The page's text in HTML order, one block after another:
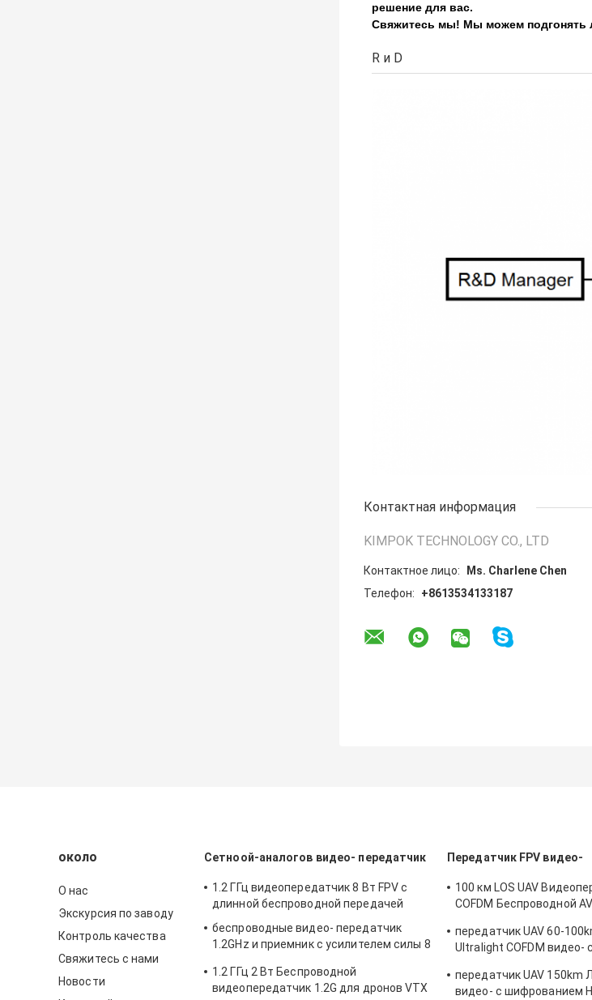
решение для вас.
Свяжитесь мы! Мы можем подгонять
R и D
Контактная информация
KIMPOK TECHNOLOGY CO., LTD
Контактное лицо:
Ms. Charlene Chen
Телефон:
+8613534133187
около
О нас
Экскурсия по заводу
Контроль качества
Свяжитесь с нами
Новости
Сетноой-аналогов видео- передатчик
1.2 ГГц видеопередатчик 8 Вт FPV с
длинной беспроводной передачей
беспроводные видео- передатчик
1.2GHz и приемник с усилителем силы 8
1.2 ГГц 2 Вт Беспроводной
видеопередатчик 1.2G для дронов VTX
Передатчик FPV видео-
100 км LOS UAV
COFDM Беспроводной
передатчик UAV 60-
Ultralight COFDM видео-
передатчик UAV 150km
видео- с шифрованием